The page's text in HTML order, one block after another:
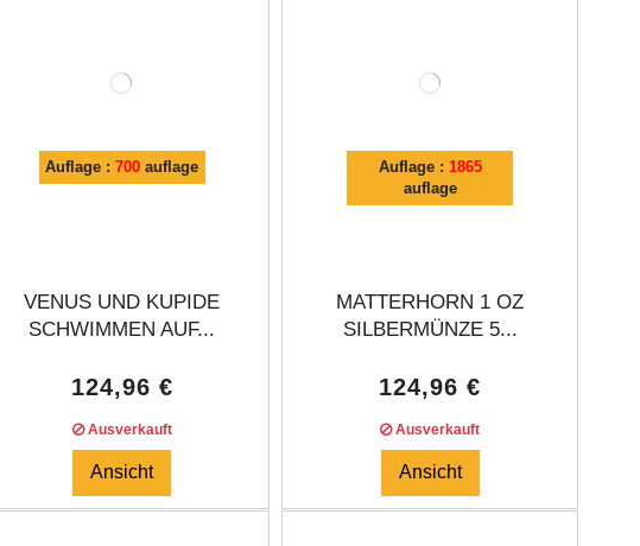
Auflage :700 auflage
VENUS UND KUPIDE
SCHWIMMEN AUF...
124,96 €
Ausverkauft
Ansicht
Auflage : 1865
auflage
MATTERHORN 1 OZ
SILBERMÜNZE 5...
124,96 €
Ausverkauft
Ansicht